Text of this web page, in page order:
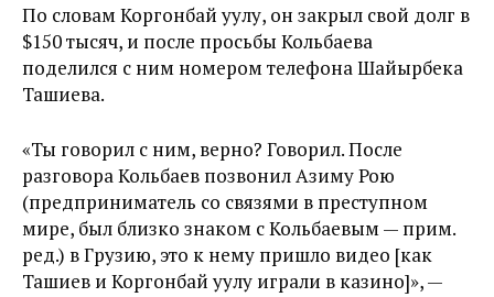
По словам Коргонбай уулу, он закрыл свой долг в
$150 тысяч, и после просьбы Кольбаева
поделился с ним номером телефона Шайырбека
Ташиева.
«Ты говорил с ним, верно? Говорил. После
разговора Кольбаев позвонил Азиму Рою
(предприниматель со связями в преступном
мире, был близко знаком с Кольбаевым — прим.
ред.) в Грузию, это к нему пришло видео [как
Ташиев и Коргонбай уулу играли в казино]», —